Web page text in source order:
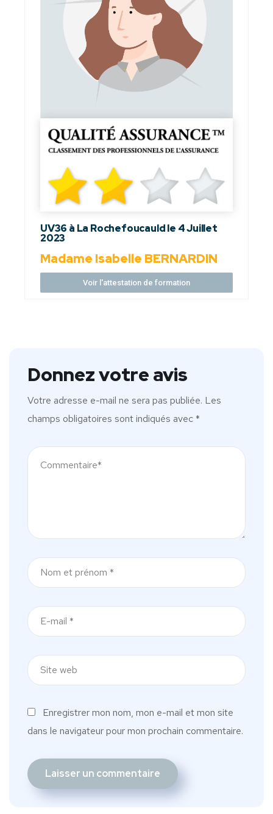
UV36 à La Rochefoucauld le 4 Juillet
2023
Madame Isabelle BERNARDIN
Voir l'attestation de formation
Donnez votre avis
Votre adresse e-mail ne sera pas publiée. Les
champs obligatoires sont indiqués avec*
Enregistrer mon nom, mon e-mail et mon site
dans le navigateur pour mon prochain commentaire.